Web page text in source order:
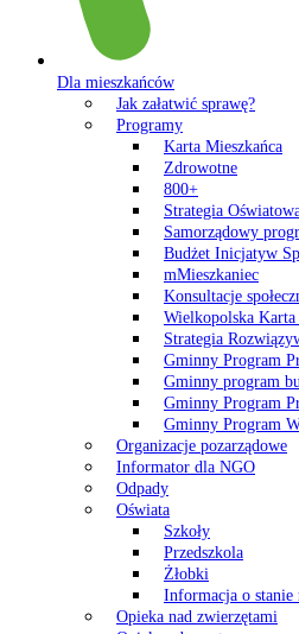
Dla mieszkańców
Jak załatwić sprawę?
Programy
Karta Mieszkańca
Zdrowotne
800+
Strategia
Samorządowy
Budżet Inicjatyw
mMieszkaniec
Konsultacje
Wielkopolska
Strategia
Gminny Program
Gminny program
Gminny Program
Gminny Program
Organizacje pozarządowe
Informator dla NGO
Odpady
Oświata
Szkoły
Przedszkola
Żłobki
Informacja o stanie
Opieka nad zwierzętami